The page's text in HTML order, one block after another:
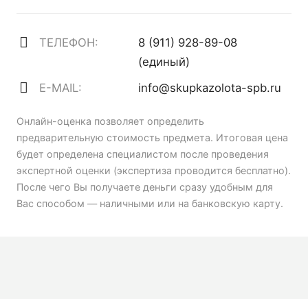
ТЕЛЕФОН:
8 (911) 928-89-08
(единый)
E-MAIL:
info@skupkazolota-spb.ru
Онлайн-оценка позволяет определить
предварительную стоимость предмета. Итоговая цена
будет определена специалистом после проведения
экспертной оценки (экспертиза проводится бесплатно).
После чего Вы получаете деньги сразу удобным для
Вас способом — наличными или на банковскую карту.